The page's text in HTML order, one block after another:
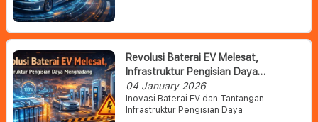
Revolusi Baterai EV Melesat,
Infrastruktur Pengisian Daya
Menghadang
04 January 2026
Inovasi Baterai EV dan Tantangan
Infrastruktur Pengisian Daya